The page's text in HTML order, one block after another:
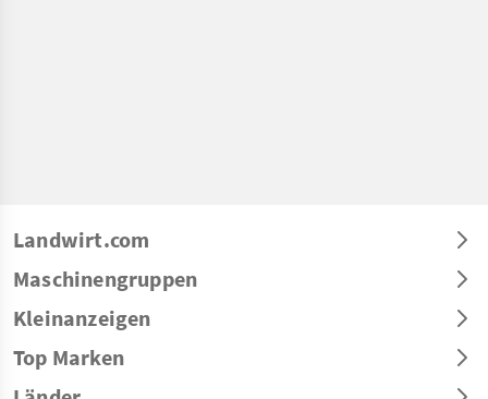
Landwirt.com
Maschinengruppen
Kleinanzeigen
Top Marken